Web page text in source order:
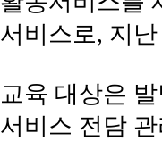
서비스로, 지
교육 대상은
서비스 전담